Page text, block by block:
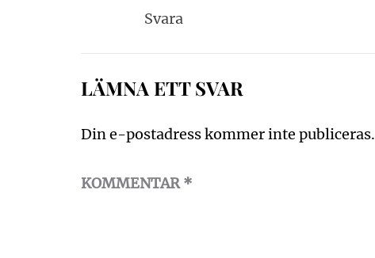
Svara
LÄMNA ETT SVAR
Din e-postadress kommer inte publiceras.
KOMMENTAR*